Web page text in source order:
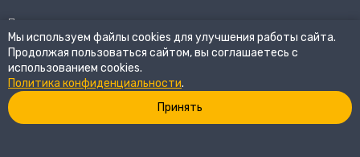
Пользовательское соглашение
Карта сайта
eWay Market.Все права защищены
Мы используем файлы cookies для улучшения работы сайта.
Продолжая пользоваться сайтом, вы соглашаетесь с
использованием cookies.
Политика конфиденциальности.
Принять